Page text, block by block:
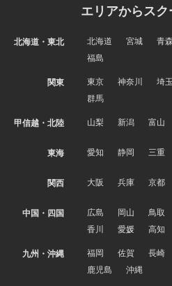
エリアからス
北海道・東北 北海道 宮城 青森
福島
関東 東京 神奈川 埼玉
群馬
甲信越・北陸 山梨 新潟 富山
東海 愛知 静岡 三重
関西 大阪 兵庫 京都
中国・四国 広島 岡山 鳥取
香川
愛媛 高知
九州・沖縄 福岡 佐賀 長崎
鹿児島
沖縄